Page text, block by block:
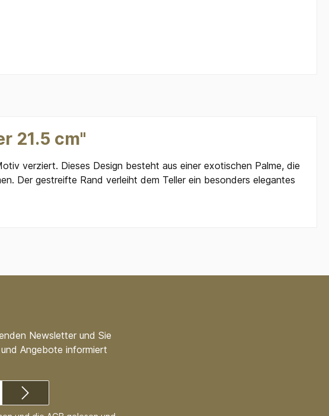
21.5 cm"
verziert. Dieses Design besteht aus einer exotischen Palme, die
Der gestreifte Rand verleiht dem Teller ein besonders elegantes
Newsletter und Sie
Angebote informiert